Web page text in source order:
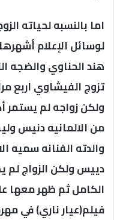
اما بالنسبه لحياته
لوسائل الإعلام
هند الحناوي والضجه
تزوج الفيشاوي اربع
ولكن زواجه لم يستمر
من الالمانيه دنيس
والدته الفنانه سميه
دييس ولكن الزواج لم
الكامل ثم ظهر معها
فيلم(عيار ناري) في